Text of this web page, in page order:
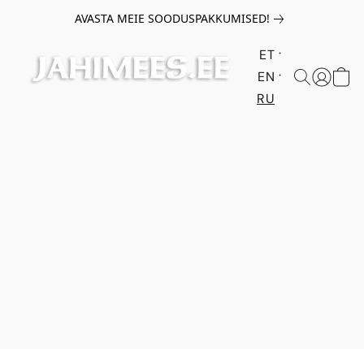
AVASTA MEIE SOODUSPAKKUMISED!
ET
EN
RU